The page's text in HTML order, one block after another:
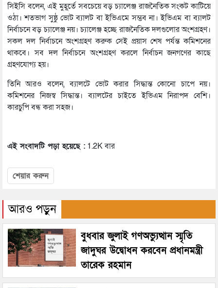
সিইসি বলেন, এই মুহূর্তে সবচেয়ে বড় চ্যালেঞ্জ রাজনৈতিক সংকট কাটিয়ে
ওঠা। শতভাগ সুষ্ঠু ভোট ব্যালট বা ইভিএমে সম্ভব না। ইভিএম বা ব্যালট
নির্বাচনে বড় চ্যালেঞ্জ নয়। চ্যালেঞ্জ হচ্ছে রাজনৈতিক দলগুলোর অংশগ্রহণ।
সকল দল নির্বাচনে অংশগ্রহণ করুক সেই প্রয়াস শেষ পর্যন্ত কমিশনের
থাকবে। সব দল নির্বাচনে অংশগ্রহণ করলে নির্বাচন জনগণের কাছে
গ্রহণযোগ্য হয়।
তিনি আরও বলেন, ব্যালটে ভোট করার সিদ্ধান্ত কোনো চাপে নয়।
কমিশনের নিজস্ব সিদ্ধান্ত। ব্যালটের চাইতে ইভিএম নিরাপদ বেশি।
কারচুপি বন্ধ করা সহজ।
এই সংবাদটি পড়া হয়েছে : 1.2K বার
শেয়ার করুন
আরও পড়ুন
বুধবার জুলাই গণঅভ্যুত্থান স্মৃতি
জাদুঘর উদ্বোধন করবেন প্রধানমন্ত্রী
তারেক রহমান